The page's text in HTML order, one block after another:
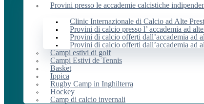
Provini presso le accademie calcistiche
Clinic Internazionale di Calcio ad Alte
Provini di calcio presso l’ accademia ad
Provini di calcio offerti dall’accademia ad
Provini di calcio offerti dall’accademia ad
Campi estivi di golf
Campi Estivi de Tennis
Basket
Ippica
Rugby Camp in Inghilterra
Hockey
Camp di calcio invernali